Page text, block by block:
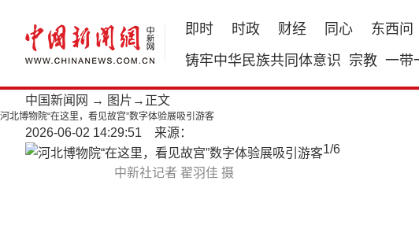
即时 时政 财经 同心 东西问
铸牢中华民族共同体意识 宗教 一带
中国新闻网 → 图片 →正文
河北博物院“在这里，看见故宫”数字体验展吸引游客
2026-06-02 14:29:51 来源：
中新社记者 翟羽佳 摄
1/6